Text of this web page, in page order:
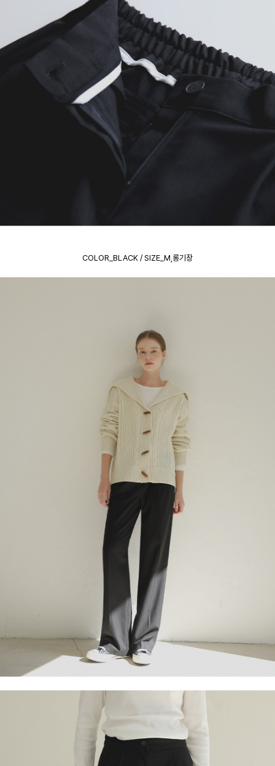
COLOR_BLACK / SIZE_M,롱기장